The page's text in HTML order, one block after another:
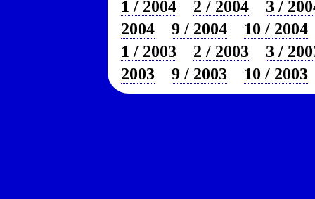
1 / 2004 2 / 2004
3 /
2004
9 / 2004
10 / 2004
1 / 2003
2 / 2003
3 /
2003
9 / 2003 10 / 2003